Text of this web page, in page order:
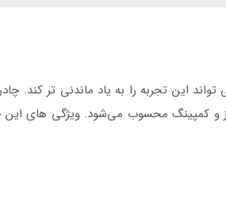
این تجربه را به یاد ماندنی‌ تر کند.
برای فعالیت‌ های فضای باز و کمپینگ محسوب می‌شود.